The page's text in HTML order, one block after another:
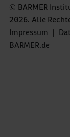
© BARMER
2026. Alle
Impressum |
BARMER.de